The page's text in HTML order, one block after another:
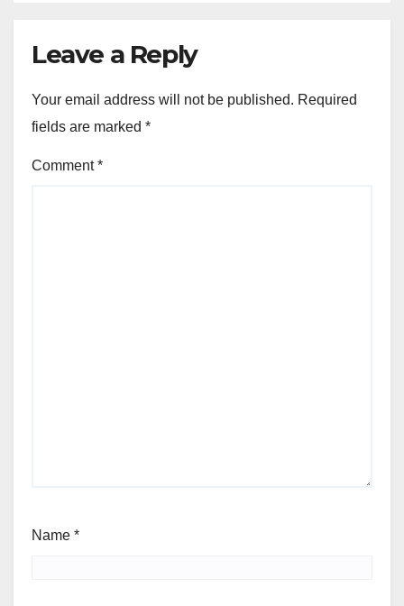
Leave a Reply
Your email address will not be published. Required
fields are marked *
Comment*
Name *